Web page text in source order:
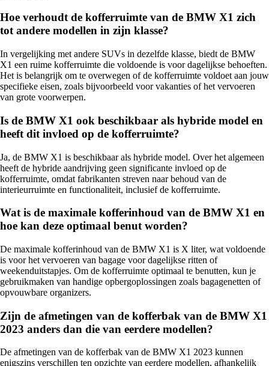
Hoe verhoudt de kofferruimte van de BMW X1 zich
tot andere modellen in zijn klasse?
In vergelijking met andere SUVs in dezelfde klasse, biedt de BMW
X1 een ruime kofferruimte die voldoende is voor dagelijkse behoeften.
Het is belangrijk om te overwegen of de kofferruimte voldoet aan jouw
specifieke eisen, zoals bijvoorbeeld voor vakanties of het vervoeren
van grote voorwerpen.
Is de BMW X1 ook beschikbaar als hybride model en
heeft dit invloed op de kofferruimte?
Ja, de BMW X1 is beschikbaar als hybride model. Over het algemeen
heeft de hybride aandrijving geen significante invloed op de
kofferruimte, omdat fabrikanten streven naar behoud van de
interieurruimte en functionaliteit, inclusief de kofferruimte.
Wat is de maximale kofferinhoud van de BMW X1 en
hoe kan deze optimaal benut worden?
De maximale kofferinhoud van de BMW X1 is X liter, wat voldoende
is voor het vervoeren van bagage voor dagelijkse ritten of
weekenduitstapjes. Om de kofferruimte optimaal te benutten, kun je
gebruikmaken van handige opbergoplossingen zoals bagagenetten of
opvouwbare organizers.
Zijn de afmetingen van de kofferbak van de BMW X1
2023 anders dan die van eerdere modellen?
De afmetingen van de kofferbak van de BMW X1 2023 kunnen
enigszins verschillen ten opzichte van eerdere modellen, afhankelijk